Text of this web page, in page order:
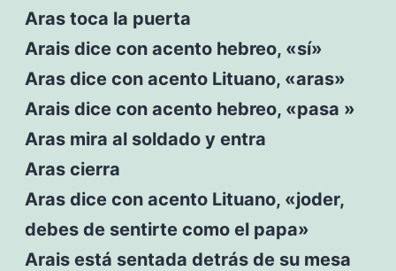
Aras toca la puerta
Arais dice con acento hebreo, «sí»
Aras dice con acento Lituano, «aras»
Arais dice con acento hebreo, «pasa »
Aras mira al soldado y entra
Aras cierra
Aras dice con acento Lituano, «joder,
debes de sentirte como el papa»
Arais está sentada detrás de su mesa